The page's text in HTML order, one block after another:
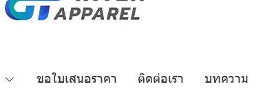
ขอใบเสนอราคา ติดต่อเรา บทความ